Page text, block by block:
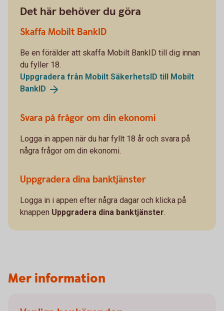
Det här behöver du göra
Skaffa Mobilt BankID
Be en förälder att skaffa Mobilt BankID till dig innan
du fyller 18.
Uppgradera från Mobilt SäkerhetsID till Mobilt
BankID
Svara på frågor om din ekonomi
Logga in appen när du har fyllt 18 år och svara på
några frågor om din ekonomi.
Uppgradera dina banktjänster
Logga in i appen efter några dagar och klicka på
knappen Uppgradera dina banktjänster
Mer information